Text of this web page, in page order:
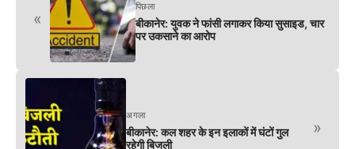
«
पिछला
बीकानेर: युवक ने फांसी लगाकर किया सुसाइड, चार
पर उकसाने का आरोप
अगला
बीकानेर: कल शहर के इन इलाकों में घंटों गुल
रहेगी बिजली
»